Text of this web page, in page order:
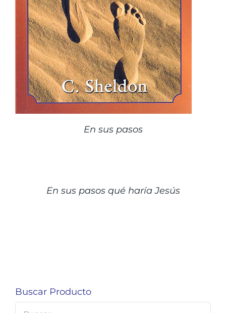
En sus pasos
En sus pasos qué haría Jesús
Buscar Producto